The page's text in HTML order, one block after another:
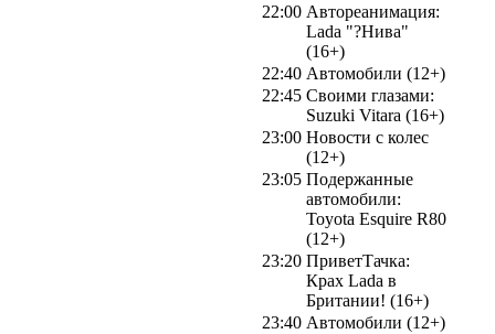
22:00 Автореанимация:
Lada "?Нива"
(16+)
22:40 Автомобили (12+)
22:45 Своими глазами:
Suzuki Vitara (16+)
23:00 Новости с колес
(12+)
23:05 Подержанные
автомобили:
Toyota Esquire R80
(12+)
23:20 ПриветТачка:
Крах Lada в
Британии! (16+)
23:40 Автомобили (12+)